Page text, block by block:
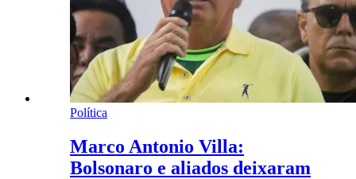
Política
Marco Antonio Villa:
Bolsonaro e aliados deixaram